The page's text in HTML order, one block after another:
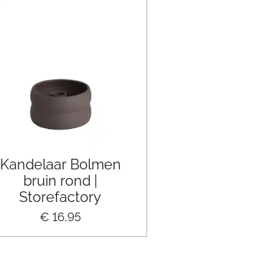
Kandelaar Bolmen
bruin rond |
Storefactory
€ 16,95